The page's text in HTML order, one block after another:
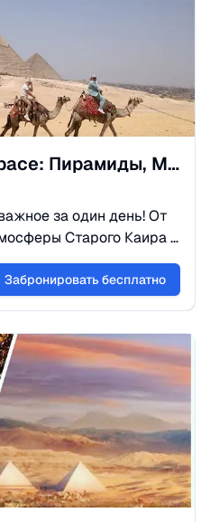
🌟 Каир во всей красе: Пирамиды, Музей и прогулка по Нилу
за один день! От
Старого Каира и
организация без
Забронировать бесплатно